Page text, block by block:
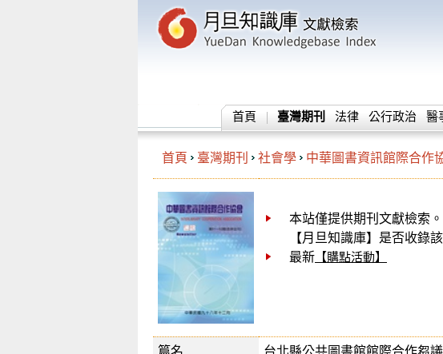
首頁 臺灣期刊 法律 公行政治 醫
首頁 臺灣期刊 社會學 中華圖書資訊館際合作
本站僅提供期刊文獻檢索。
【月旦知識庫】是否收錄該
最新 【購點活動】
篇名 台北縣公共圖書館館際合作芻議